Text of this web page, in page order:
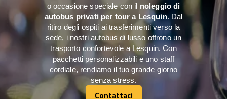
o occasione speciale con il noleggio di
autobus privati per tour a Lesquin. Dal
ritiro degli ospiti ai trasferimenti verso la
sede, i nostri autobus di lusso offrono un
trasporto confortevole a Lesquin. Con
pacchetti personalizzabili e uno staff
cordiale, rendiamo il tuo grande giorno
senza stress.
Contattaci